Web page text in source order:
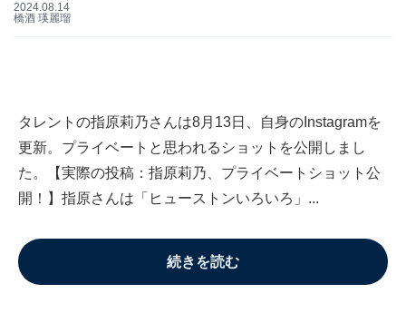
2024.08.14
橋酒 瑛麗瑠
タレントの指原莉乃さんは8月13日、自身のInstagramを
更新。プライベートと思われるショットを公開しまし
た。【実際の投稿：指原莉乃、プライベートショット公
開！】指原さんは「ヒューストンいろいろ」...
続きを読む